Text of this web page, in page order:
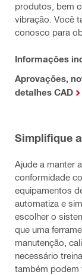
produtos, bem
vibração. Você
conosco para
Informações
Aprovações,
detalhes CAD
Simplifique
Ajude a manter
conformidade
equipamentos
automatiza e
escolher o
que uma
manutenção,
necessário
também podem